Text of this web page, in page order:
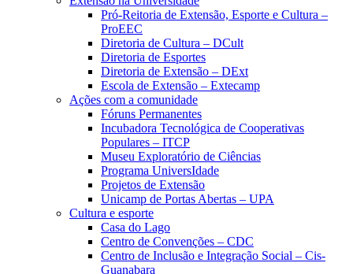
Pró-Reitoria de Extensão, Esporte e Cultura –
ProEEC
Diretoria de Cultura – DCult
Diretoria de Esportes
Diretoria de Extensão – DExt
Escola de Extensão – Extecamp
Ações com a comunidade
Fóruns Permanentes
Incubadora Tecnológica de Cooperativas
Populares – ITCP
Museu Exploratório de Ciências
Programa UniversIdade
Projetos de Extensão
Unicamp de Portas Abertas – UPA
Cultura e esporte
Casa do Lago
Centro de Convenções – CDC
Centro de Inclusão e Integração Social – Cis-
Guanabara